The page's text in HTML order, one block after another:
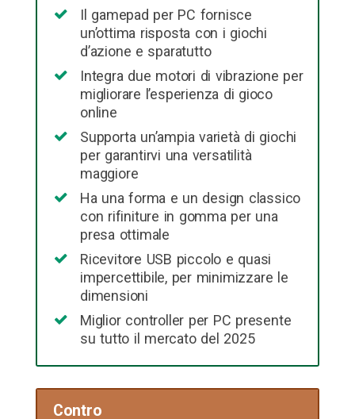
Il gamepad per PC fornisce
un’ottima risposta con i giochi
d’azione e sparatutto
Integra due motori di vibrazione per
migliorare l’esperienza di gioco
online
Supporta un’ampia varietà di giochi
per garantirvi una versatilità
maggiore
Ha una forma e un design classico
con rifiniture in gomma per una
presa ottimale
Ricevitore USB piccolo e quasi
impercettibile, per minimizzare le
dimensioni
Miglior controller per PC presente
su tutto il mercato del 2025
Contro